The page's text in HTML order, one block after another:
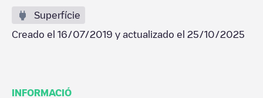
Superfície
Creado el 16/07/2019 y actualizado el 25/10/2025
INFORMACIÓ